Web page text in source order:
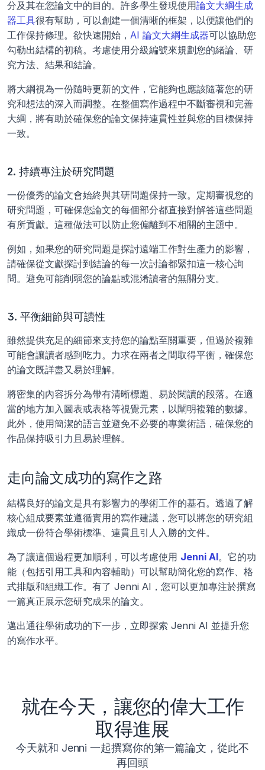
分及其在您論文中的目的。許多學生發現使用論文大綱生成
器工具很有幫助，可以創建一個清晰的框架，以便讓他們的
工作保持條理。欲快速開始， AI 論文大綱生成器可以協助您
勾勒出結構的初稿。考慮使用分級編號來規劃您的緒論、研
究方法、結果和結論。
將大綱視為一份隨時更新的文件，它能夠也應該隨著您的研
究和想法的深入而調整。在整個寫作過程中不斷審視和完善
大綱，將有助於確保您的論文保持連貫性並與您的目標保持
一致。
2. 持續專注於研究問題
一份優秀的論文會始終與其研問題保持一致。定期審視您的
研究問題，可確保您論文的每個部分都直接對解答這些問題
有所貢獻。這種做法可以防止您偏離到不相關的主題中。
例如，如果您的研究問題是探討遠端工作對生產力的影響，
請確保從文獻探討到結論的每一次討論都緊扣這一核心詢
問。避免可能削弱您的論點或混淆讀者的無關分支。
3. 平衡細節與可讀性
雖然提供充足的細節來支持您的論點至關重要，但過於複雜
可能會讓讀者感到吃力。力求在兩者之間取得平衡，確保您
的論文既詳盡又易於理解。
將密集的內容拆分為帶有清晰標題、易於閱讀的段落。在適
當的地方加入圖表或表格等視覺元素，以闡明複雜的數據。
此外，使用簡潔的語言並避免不必要的專業術語，確保您的
作品保持吸引力且易於理解。
走向論文成功的寫作之路
結構良好的論文是具有影響力的學術工作的基石。透過了解
核心組成要素並遵循實用的寫作建議，您可以將您的研究組
織成一份符合學術標準、連貫且引人入勝的文件。
為了讓這個過程更加順利，可以考慮使用 Jenni AI。它的功
能（包括引用工具和內容輔助）可以幫助簡化您的寫作、格
式排版和組織工作。有了 Jenni AI，您可以更加專注於撰寫
一篇真正展示您研究成果的論文。
邁出通往學術成功的下一步，立即探索 Jenni AI 並提升您
的寫作水平。
就在今天，讓您的偉大工作
取得進展
今天就和 Jenni 一起撰寫你的第一篇論文，從此不
再回頭